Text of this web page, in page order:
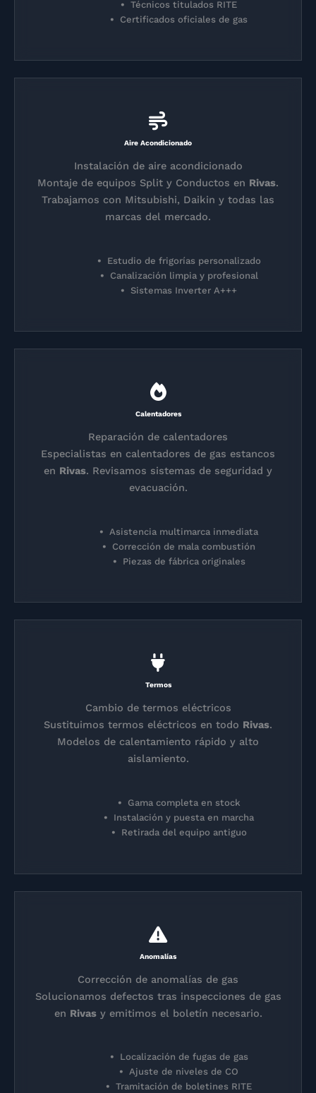
Técnicos titulados RITE
Certificados oficiales de gas
Aire Acondicionado
Instalación de aire acondicionado
Montaje de equipos Split y Conductos en Rivas.
Trabajamos con Mitsubishi, Daikin y todas las
marcas del mercado.
Estudio de frigorías personalizado
Canalización limpia y profesional
Sistemas Inverter A+++
Calentadores
Reparación de calentadores
Especialistas en calentadores de gas estancos
en Rivas. Revisamos sistemas de seguridad y
evacuación.
Asistencia multimarca inmediata
Corrección de mala combustión
Piezas de fábrica originales
Termos
Cambio de termos eléctricos
Sustituimos termos eléctricos en todo Rivas.
Modelos de calentamiento rápido y alto
aislamiento.
Gama completa en stock
Instalación y puesta en marcha
Retirada del equipo antiguo
Anomalías
Corrección de anomalías de gas
Solucionamos defectos tras inspecciones de gas
en Rivasy emitimos el boletín necesario.
Localización de fugas de gas
Ajuste de niveles de CO
Tramitación de boletines RITE